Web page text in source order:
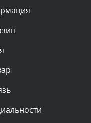
проверки
проверки